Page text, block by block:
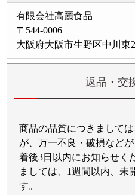
有限会社高麗食品
〒544-0006
大阪府大阪市生野区中川東
返品・交
商品の品質につきまして
が、万一不良・破損など
着後3日以内にお知らせく
ましては、1週間以内、未
す。